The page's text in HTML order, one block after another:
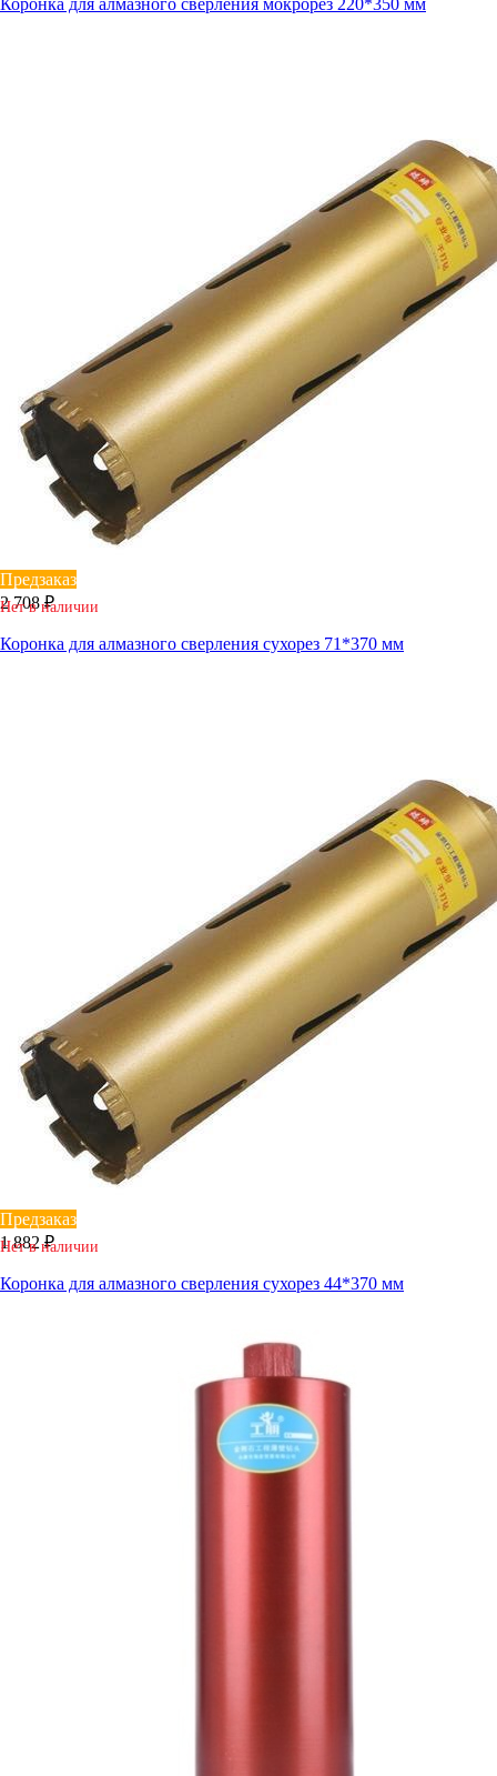
Предзаказ
2 708 ₽
Нет в наличии
Коронка для алмазного сверления сухорез 71*370 мм
Предзаказ
1 882 ₽
Нет в наличии
Коронка для алмазного сверления сухорез 44*370 мм